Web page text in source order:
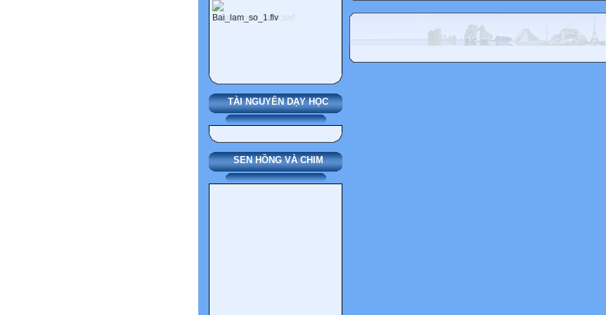
TÀI NGUYÊN DẠY HỌC
SEN HỒNG VÀ CHIM